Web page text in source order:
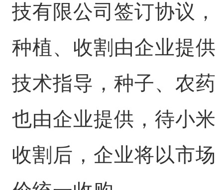
技有限公司签订协议，
种植、收割由企业提供
技术指导，种子、农药
也由企业提供，待小米
收割后，企业将以市场